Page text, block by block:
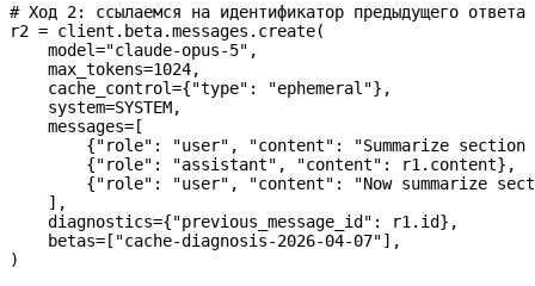
# Ход 2: ссылаемся на идентификатор предыдущего ответа
r2 = client.beta.messages.create(
    model
="claude-opus-5" ,
    max_tokens
=1024,
    cache_control
={"type" : "ephemeral"},
    system
=SYSTEM,
    messages
=[
        {
"role" : "user" , "content" :
"Summarize
        {
"role" : "assistant" , "content" : r1.content},
        {
"role" : "user" , "content" :
"Now summarize
    ],
    diagnostics
={"previous_message_id" : r1.id},
    betas
=[ "cache-diagnosis-2026-04-07"],
)